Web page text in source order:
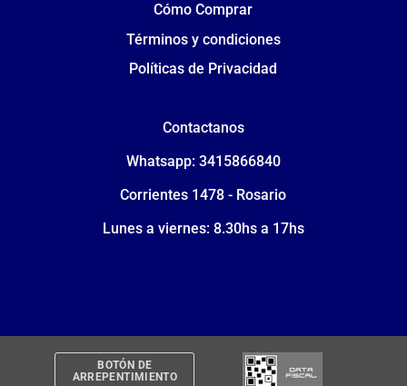
Cómo Comprar
Términos y condiciones
Políticas de Privacidad
Contactanos
Whatsapp: 3415866840
Corrientes 1478 - Rosario
Lunes a viernes: 8.30hs a 17hs
BOTÓN DE
ARREPENTIMIENTO